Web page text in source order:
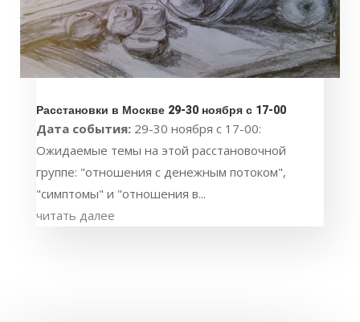
Расстановки в Москве 29-30 ноября с 17-00
Дата события: 29-30 ноября с 17-00:
Ожидаемые темы на этой расстановочной
группе: "отношения с денежным потоком",
"симптомы" и "отношения в...
читать далее